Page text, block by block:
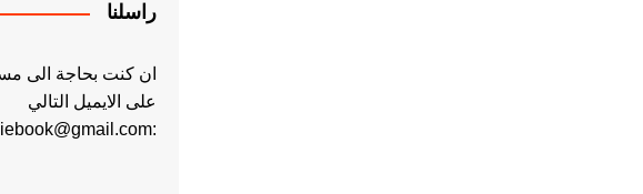
راسلنا
ان كنت بحاجة الى
على الايميل التالي
:maktabatiiebook@gmail.com